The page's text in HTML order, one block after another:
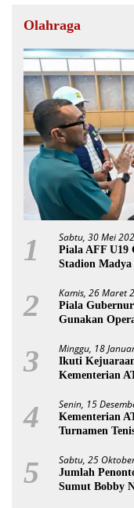
Olahraga
1 Sabtu, 30 Mei
Piala AFF U19
Stadion Madya
2 Kamis, 26 Maret
Piala
Gunakan
3 Minggu, 18
Ikuti
Kementerian
4 Senin, 15
Kementerian
Turnamen
5 Sabtu, 25
Jumlah
Sumut Bobby